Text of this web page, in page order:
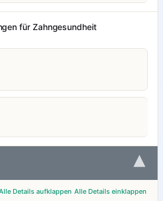
für Zahngesundheit
▾
Details aufklappen Alle Details einklappen